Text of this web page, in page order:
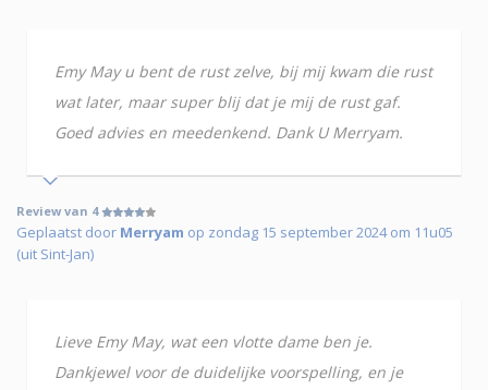
Emy May u bent de rust zelve, bij mij kwam die rust
wat later, maar super blij dat je mij de rust gaf.
Goed advies en meedenkend. Dank U Merryam.
Review van 4
Geplaatst door Merryam op zondag 15 september 2024 om 11u05
(uit Sint-Jan)
Lieve Emy May, wat een vlotte dame ben je.
Dankjewel voor de duidelijke voorspelling, en je